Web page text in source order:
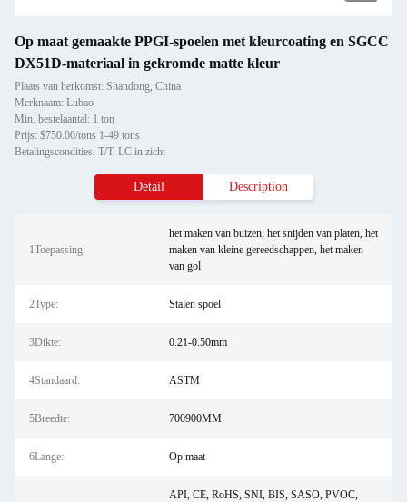
Op maat gemaakte PPGI-spoelen met kleurcoating en SGCC
DX51D-materiaal in gekromde matte kleur
Plaats van herkomst: Shandong, China
Merknaam: Lubao
Min. bestelaantal: 1 ton
Prijs: $750.00/tons 1-49 tons
Betalingscondities: T/T, LC in zicht
Detail Description
1Toepassing:
het maken van buizen, het snijden van platen, het
maken van kleine gereedschappen, het maken
van gol
2Type: Stalen spoel
3Dikte: 0.21-0.50mm
4Standaard: ASTM
5Breedte: 700900MM
6Lange: Op maat
API, CE, RoHS, SNI, BIS, SASO, PVOC,